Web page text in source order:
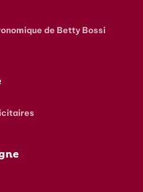
de Betty Bossi